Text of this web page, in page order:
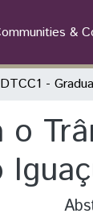
&
-
o